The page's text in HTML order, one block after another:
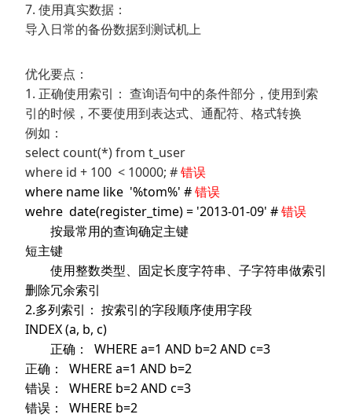
7. 使用真实数据：
导入日常的备份数据到测试机上
优化要点：
1. 正确使用索引： 查询语句中的条件部分，使用到索
引的时候，不要使用到表达式、通配符、格式转换
例如：
select count(*) from t_user
where id + 100 < 10000; #错误
where name like '%tom%' #错误
wehre date(register_time) = '2013-01-09' #错误
按最常用的查询确定主键
短主键
使用整数类型、固定长度字符串、子字符串做索引
删除冗余索引
2.多列索引： 按索引的字段顺序使用字段
INDEX (a, b, c)
正确： WHERE a=1 AND b=2 AND c=3
正确： WHERE a=1 AND b=2
错误：
WHERE b=2 AND c=3
错误： WHERE b=2